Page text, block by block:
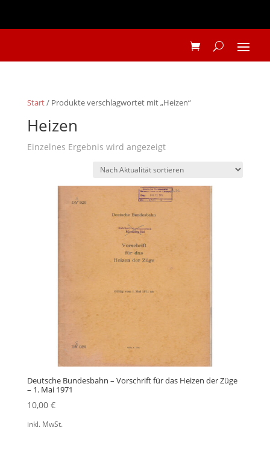
Start/ Produkte verschlagwortet mit „Heizen“
Heizen
Einzelnes Ergebnis wird angezeigt
Deutsche Bundesbahn – Vorschrift für das Heizen der Züge
– 1. Mai 1971
10,00 €
inkl. MwSt.